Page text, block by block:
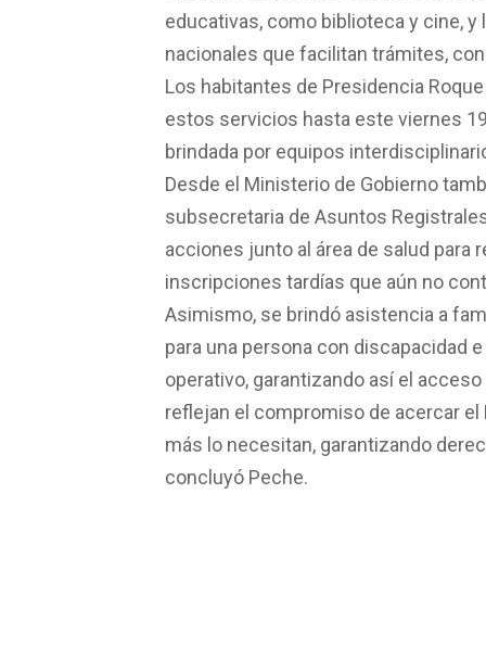
educativas, como biblioteca y cine,
nacionales que facilitan trámites,
Los habitantes de Presidencia
estos servicios hasta este viernes
brindada por equipos
Desde el Ministerio de Gobierno
subsecretaria de Asuntos
acciones junto al área de salud para
inscripciones tardías que aún no
Asimismo, se brindó asistencia a
para una persona con discapacidad
operativo, garantizando así el
reflejan el compromiso de acercar
más lo necesitan, garantizando
concluyó Peche.